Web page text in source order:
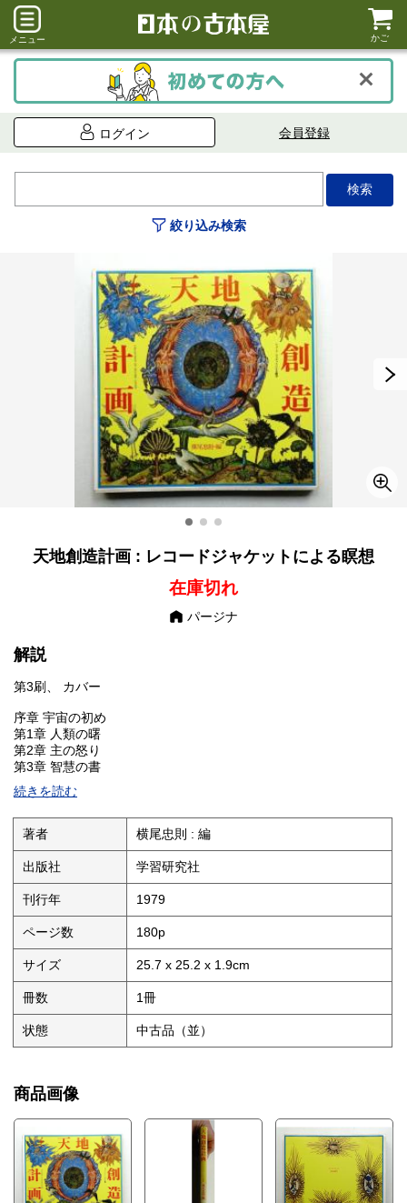
メニュー かご
ログイン 会員登録
絞り込み検索
天地創造計画 : レコードジャケットによる瞑想
在庫切れ
パージナ
解説
第3刷、 カバー
序章 宇宙の初め
第1章 人類の曙
第2章 主の怒り
第3章 智慧の書
第4章 ハルマゲドンの戦い
第5章 死者の書
第6章 新生
第7章 異星との接触
終章 至上者へ
続きを読む
著者 横尾忠則 : 編
出版社 学習研究社
刊行年 1979
ページ数 180p
サイズ 25.7 x 25.2 x 1.9cm
冊数 1冊
状態 中古品（並）
商品画像